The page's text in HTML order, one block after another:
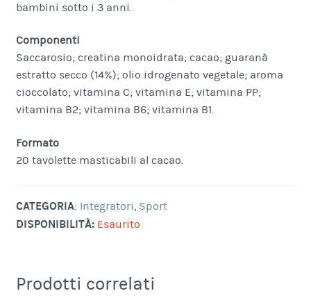
bambini sotto i 3 anni.
Componenti
Saccarosio; creatina monoidrata; cacao; guaranà
estratto secco (14%); olio idrogenato vegetale; aroma
cioccolato; vitamina C; vitamina E; vitamina PP;
vitamina B2; vitamina B6; vitamina B1.
Formato
20 tavolette masticabili al cacao.
CATEGORIA: Integratori, Sport
DISPONIBILITÀ: Esaurito
Prodotti correlati